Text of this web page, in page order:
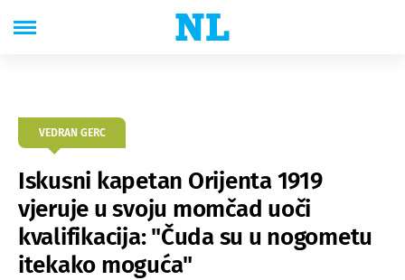
VEDRAN GERC
Iskusni kapetan Orijenta 1919
vjeruje u svoju momčad uoči
kvalifikacija: "Čuda su u nogometu
itekako moguća"